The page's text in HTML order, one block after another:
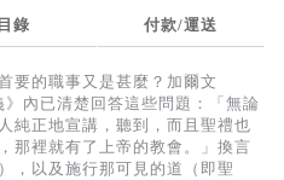
目錄 付款/運送
要的職事又是甚麼？加爾文
內已清楚回答這些問題：「無論
純正地宣講，聽到，而且聖禮也
那裡就有了上帝的教會。」換言
，以及施行那可見的道（即聖